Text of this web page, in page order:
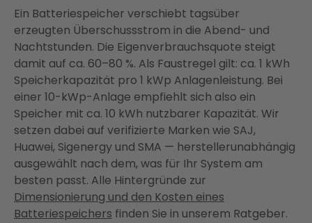
Ein Batteriespeicher verschiebt tagsüber
erzeugten Überschussstrom in die Abend- und
Nachtstunden. Die Eigenverbrauchsquote steigt
damit auf ca. 60–80 %. Als Faustregel gilt: ca. 1 kWh
Speicherkapazität pro 1 kWp Anlagenleistung. Bei
einer 10-kWp-Anlage empfiehlt sich also ein
Speicher mit ca. 10 kWh nutzbarer Kapazität. Wir
setzen dabei auf verifizierte Marken wie SAJ,
Huawei, Sigenergy und SMA — herstellerunabhängig
ausgewählt nach dem, was für Ihr System am
besten passt. Alle Hintergründe zur
Dimensionierung und den Kosten eines
Batteriespeichers finden Sie in unserem Ratgeber.